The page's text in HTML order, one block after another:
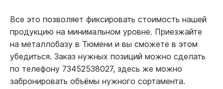
Все это позволяет фиксировать стоимость нашей
продукцию на минимальном уровне. Приезжайте
на металлобазу в Тюмени и вы сможете в этом
убедиться. Заказ нужных позиций можно сделать
по телефону 73452538027, здесь же можно
забронировать объёмы нужного сортамента.